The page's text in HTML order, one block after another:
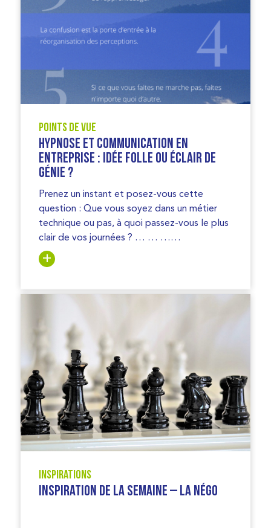
Points de vue
Hypnose et communication en
entreprise : idée folle ou éclair de
génie ?
Prenez un instant et posez-vous cette
question : Que vous soyez dans un métier
technique ou pas, à quoi passez-vous le plus
clair de vos journées ? … … ……
Inspirations
Inspiration de la semaine – la négo